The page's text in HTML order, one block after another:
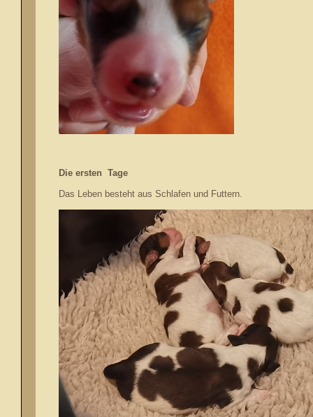
Die ersten Tage
Das Leben besteht aus Schlafen und Futtern.